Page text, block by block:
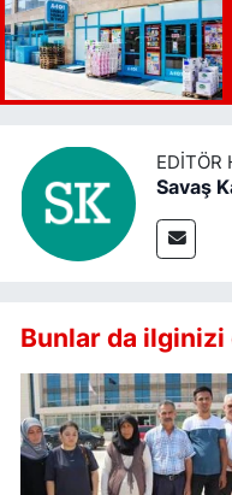
EDITÖR
Savaş
Bunlar da